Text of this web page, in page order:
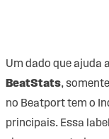
Um dado que ajuda
BeatStats,
no Beatport tem o
principais. Essa